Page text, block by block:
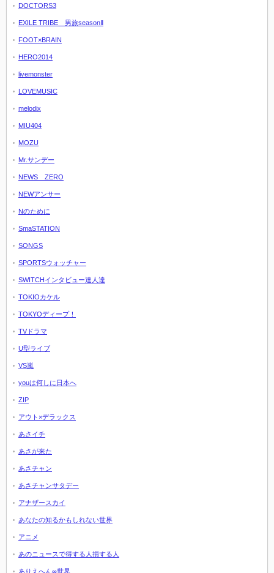
DOCTORS3
EXILE TRIBE 男旅seasonⅡ
FOOT×BRAIN
HERO2014
livemonster
LOVEMUSIC
melodix
MIU404
MOZU
Mr.サンデー
NEWS ZERO
NEWアンサー
Nのために
SmaSTATION
SONGS
SPORTSウォッチャー
SWITCHインタビュー達人達
TOKIOカケル
TOKYOディープ！
TVドラマ
U型ライブ
VS嵐
youは何しに日本へ
ZIP
アウト×デラックス
あさイチ
あさが来た
あさチャン
あさチャンサタデー
アナザースカイ
あなたの知るかもしれない世界
アニメ
あのニュースで得する人損する人
ありえへん∞世界